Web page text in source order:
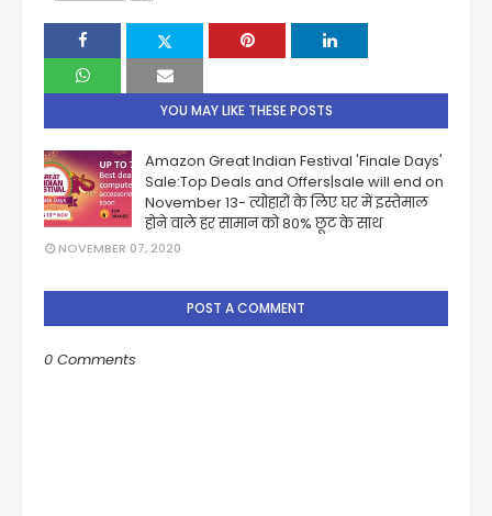
YOU MAY LIKE THESE POSTS
Amazon Great Indian Festival 'Finale Days'
Sale:Top Deals and Offers|sale will end on
November 13- त्योहारों के लिए घर में इस्तेमाल
होने वाले हर सामान को 80% छूट के साथ
NOVEMBER 07, 2020
POST A COMMENT
0 Comments